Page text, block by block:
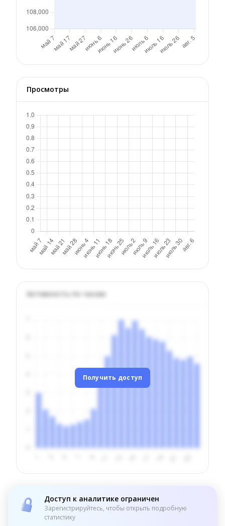
Просмотры
Активность по часам
Получить доступ
Доступ к аналитике ограничен
Зарегистрируйтесь, чтобы открыть подробную
статистику